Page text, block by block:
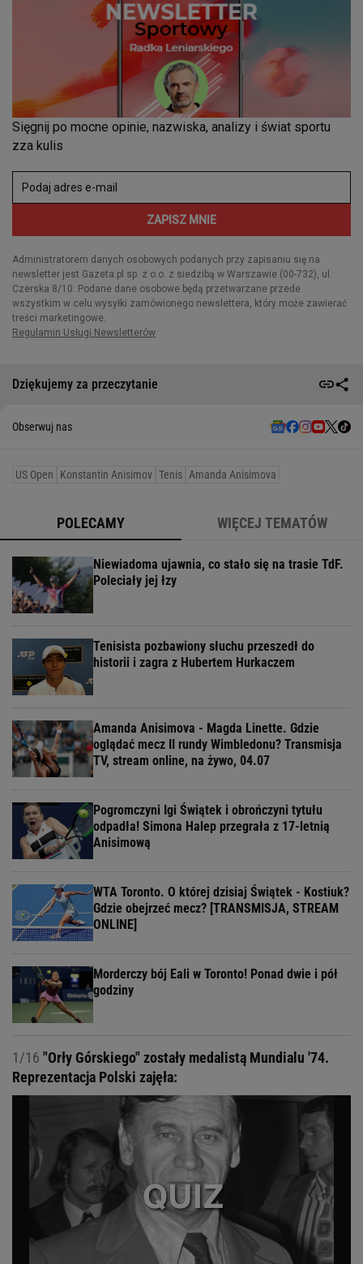
Dziękujemy za przeczytanie
Obserwuj nas
US Open Konstantin Anisimov Tenis Amanda Anisimova
POLECAMY WIĘCEJ TEMATÓW
Niewiadoma ujawnia, co stało się na trasie TdF.
Poleciały jej łzy
Tenisista pozbawiony słuchu przeszedł do
historii i zagra z Hubertem Hurkaczem
Amanda Anisimova - Magda Linette. Gdzie
oglądać mecz II rundy Wimbledonu? Transmisja
TV, stream online, na żywo, 04.07
Pogromczyni Igi Świątek i obrończyni tytułu
odpadła! Simona Halep przegrała z 17-letnią
Anisimową
WTA Toronto. O której dzisiaj Świątek - Kostiuk?
Gdzie obejrzeć mecz? [TRANSMISJA, STREAM
ONLINE]
Morderczy bój Eali w Toronto! Ponad dwie i pół
godziny
1/16 "Orły Górskiego" zostały medalistą Mundialu '74.
Reprezentacja Polski zajęła: